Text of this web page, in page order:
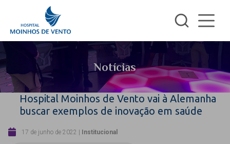
Notícias
Hospital Moinhos de Vento vai à Alemanha
buscar exemplos de inovação em saúde
17 de junho de 2022 | Institucional